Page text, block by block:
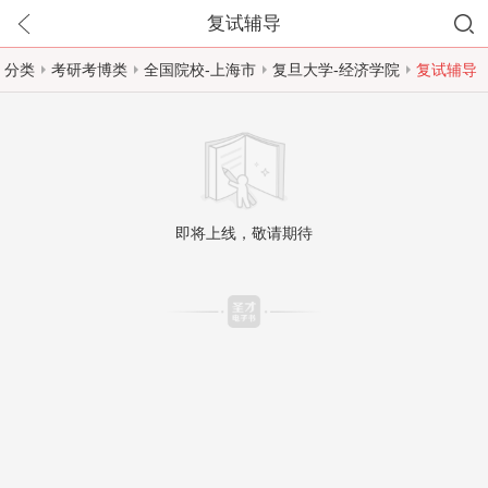
复试辅导
分类 考研考博类 全国院校-上海市 复旦大学-经济学院 复试辅导
即将上线，敬请期待